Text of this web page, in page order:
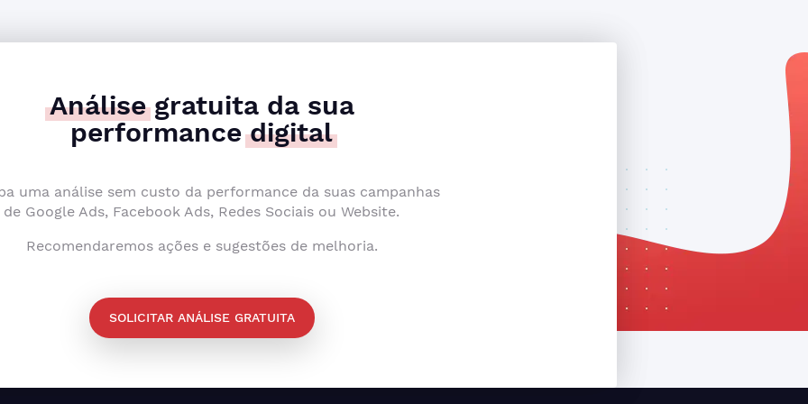
Análisegratuita da sua
performancedigital
uma análise sem custo da performance da suas campanhas
de Google Ads, Facebook Ads, Redes Sociais ou Website.
Recomendaremos ações e sugestões de melhoria.
SOLICITAR ANÁLISE GRATUITA